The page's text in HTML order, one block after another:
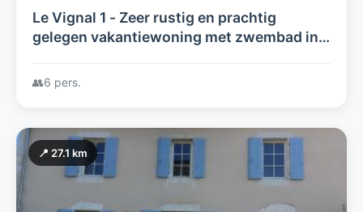
Le Vignal 1 - Zeer rustig en prachtig
gelegen vakantiewoning met zwembad in
👥6 pers.
📍 27.1 km